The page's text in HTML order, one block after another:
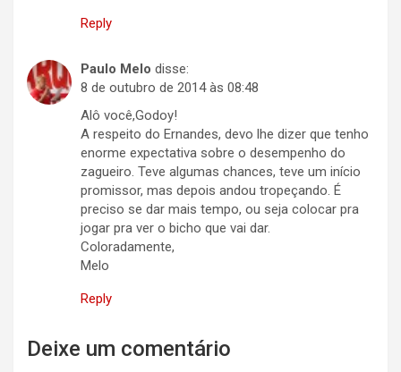
Reply
Paulo Melo disse:
8 de outubro de 2014 às 08:48
Alô você,Godoy!
A respeito do Ernandes, devo lhe dizer que tenho
enorme expectativa sobre o desempenho do
zagueiro. Teve algumas chances, teve um início
promissor, mas depois andou tropeçando. É
preciso se dar mais tempo, ou seja colocar pra
jogar pra ver o bicho que vai dar.
Coloradamente,
Melo
Reply
Deixe um comentário